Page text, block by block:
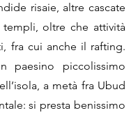
risaie, altre cascate
oltre che attività
fra cui anche il rafting.
paesino piccolissimo
a metà fra Ubud
si presta benissimo